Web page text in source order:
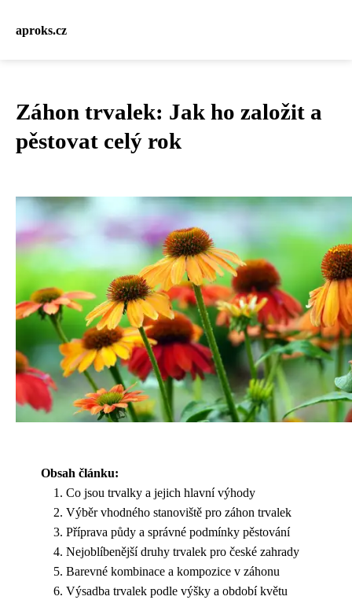
aproks.cz
Záhon trvalek: Jak ho založit a
pěstovat celý rok
Obsah článku:
Co jsou trvalky a jejich hlavní výhody
Výběr vhodného stanoviště pro záhon trvalek
Příprava půdy a správné podmínky pěstování
Nejoblíbenější druhy trvalek pro české zahrady
Barevné kombinace a kompozice v záhonu
Výsadba trvalek podle výšky a období květu